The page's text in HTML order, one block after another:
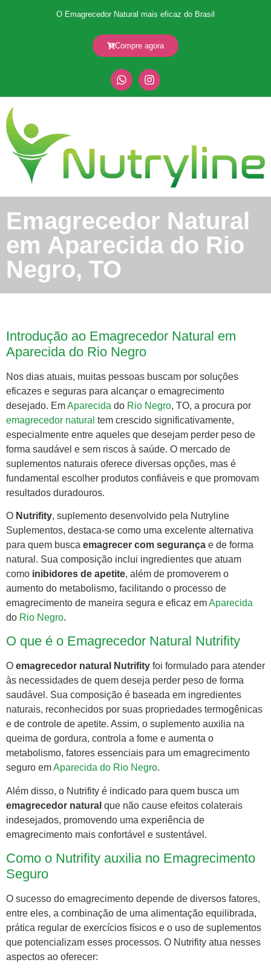
O Emagrecedor Natural mais eficaz do Brasil
Compre agora
Emagrecedor Natural
em Aparecida do Rio
Negro, TO
Introdução ao Emagrecedor Natural em
Aparecida do Rio Negro
Nos dias atuais, muitas pessoas buscam por soluções
eficazes e seguras para alcançar o emagrecimento
desejado. EmAparecida do Rio Negro, TO, a procura por
emagrecedor natural tem crescido significativamente,
especialmente entre aqueles que desejam perder peso de
forma saudável e sem riscos à saúde. O mercado de
suplementos naturais oferece diversas opções, mas é
fundamental escolher produtos confiáveis e que promovam
resultados duradouros.
O Nutrifity, suplemento desenvolvido pela Nutryline
Suplementos, destaca-se como uma excelente alternativa
para quem busca emagrecer com segurança e de forma
natural. Sua composição inclui ingredientes que atuam
como inibidores de apetite, além de promoverem o
aumento do metabolismo, facilitando o processo de
emagrecimento de maneira segura e eficaz emAparecida
do Rio Negro.
O que é o Emagrecedor Natural Nutrifity
O emagrecedor natural Nutrifity foi formulado para atender
às necessidades de quem deseja perder peso de forma
saudável. Sua composição é baseada em ingredientes
naturais, reconhecidos por suas propriedades termogênicas
e de controle de apetite. Assim, o suplemento auxilia na
queima de gordura, controla a fome e aumenta o
metabolismo, fatores essenciais para um emagrecimento
seguro emAparecida do Rio Negro.
Além disso, o Nutrifity é indicado para quem busca um
emagrecedor natural que não cause efeitos colaterais
indesejados, promovendo uma experiência de
emagrecimento mais confortável e sustentável.
Como o Nutrifity auxilia no Emagrecimento
Seguro
O sucesso do emagrecimento depende de diversos fatores,
entre eles, a combinação de uma alimentação equilibrada,
prática regular de exercícios físicos e o uso de suplementos
que potencializam esses processos. O Nutrifity atua nesses
aspectos ao oferecer: